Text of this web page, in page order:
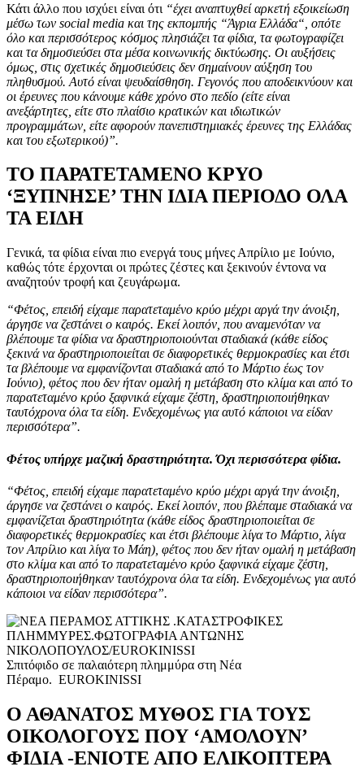
Κάτι άλλο που ισχύει είναι ότι “έχει αναπτυχθεί αρκετή εξοικείωση
μέσω των social media και της εκπομπής “Άγρια Ελλάδα“, οπότε
όλο και περισσότερος κόσμος πλησιάζει τα φίδια, τα φωτογραφίζει
και τα δημοσιεύσει στα μέσα κοινωνικής δικτύωσης. Οι αυξήσεις
όμως, στις σχετικές δημοσιεύσεις δεν σημαίνουν αύξηση του
πληθυσμού. Αυτό είναι ψευδαίσθηση. Γεγονός που αποδεικνύουν και
οι έρευνες που κάνουμε κάθε χρόνο στο πεδίο (είτε είναι
ανεξάρτητες, είτε στο πλαίσιο κρατικών και ιδιωτικών
προγραμμάτων, είτε αφορούν πανεπιστημιακές έρευνες της Ελλάδας
και του εξωτερικού)”.
ΤΟ ΠΑΡΑΤΕΤΑΜΕΝΟ ΚΡΥΟ
‘ΞΥΠΝΗΣΕ’ ΤΗΝ ΙΔΙΑ ΠΕΡΙΟΔΟ ΟΛΑ
ΤΑ ΕΙΔΗ
Γενικά, τα φίδια είναι πιο ενεργά τους μήνες Απρίλιο με Ιούνιο,
καθώς τότε έρχονται οι πρώτες ζέστες και ξεκινούν έντονα να
αναζητούν τροφή και ζευγάρωμα.
“Φέτος, επειδή είχαμε παρατεταμένο κρύο μέχρι αργά την άνοιξη,
άργησε να ζεστάνει ο καιρός. Εκεί λοιπόν, που αναμενόταν να
βλέπουμε τα φίδια να δραστηριοποιούνται σταδιακά (κάθε είδος
ξεκινά να δραστηριοποιείται σε διαφορετικές θερμοκρασίες και έτσι
τα βλέπουμε να εμφανίζονται σταδιακά από το Μάρτιο έως τον
Ιούνιο), φέτος που δεν ήταν ομαλή η μετάβαση στο κλίμα και από το
παρατεταμένο κρύο ξαφνικά είχαμε ζέστη, δραστηριοποιήθηκαν
ταυτόχρονα όλα τα είδη. Ενδεχομένως για αυτό κάποιοι να είδαν
περισσότερα”.
Φέτος υπήρχε μαζική δραστηριότητα. Όχι περισσότερα φίδια.
“Φέτος, επειδή είχαμε παρατεταμένο κρύο μέχρι αργά την άνοιξη,
άργησε να ζεστάνει ο καιρός. Εκεί λοιπόν, που βλέπαμε σταδιακά να
εμφανίζεται δραστηριότητα (κάθε είδος δραστηριοποιείται σε
διαφορετικές θερμοκρασίες και έτσι βλέπουμε λίγα το Μάρτιο, λίγα
τον Απρίλιο και λίγα το Μάη), φέτος που δεν ήταν ομαλή η μετάβαση
στο κλίμα και από το παρατεταμένο κρύο ξαφνικά είχαμε ζέστη,
δραστηριοποιήθηκαν ταυτόχρονα όλα τα είδη. Ενδεχομένως για αυτό
κάποιοι να είδαν περισσότερα”.
Σπιτόφιδο σε παλαιότερη πλημμύρα στη Νέα
Πέραμο. EUROKINISSI
Ο ΑΘΑΝΑΤΟΣ ΜΥΘΟΣ ΓΙΑ ΤΟΥΣ
ΟΙΚΟΛΟΓΟΥΣ ΠΟΥ ‘ΑΜΟΛΟΥΝ’
ΦΙΔΙΑ -ΕΝΙΟΤΕ ΑΠΟ ΕΛΙΚΟΠΤΕΡΑ